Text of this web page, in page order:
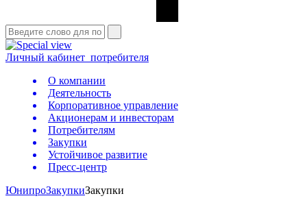
Личный кабинет потребителя
О компании
Деятельность
Корпоративное управление
Акционерам и инвесторам
Потребителям
Закупки
Устойчивое развитие
Пресс-центр
ЮнипроЗакупкиЗакупки